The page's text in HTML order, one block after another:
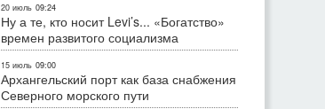
20 июль 09:24
Ну а те, кто носит Levi’s... «Богатство»
времен развитого социализма
15 июль 09:00
Архангельский порт как база снабжения
Северного морского пути